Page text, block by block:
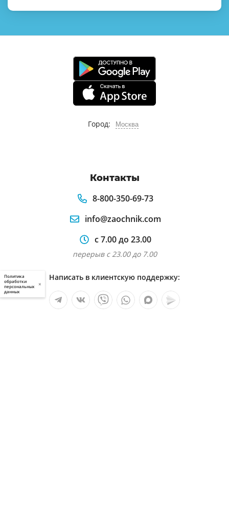
Город: Москва
Контакты
8-800-350-69-73
info@zaochnik.com
с 7.00 до 23.00
перерыв с 23.00 до 7.00
Написать в клиентскую поддержку:
Политика
обработки
персональных
данных
×